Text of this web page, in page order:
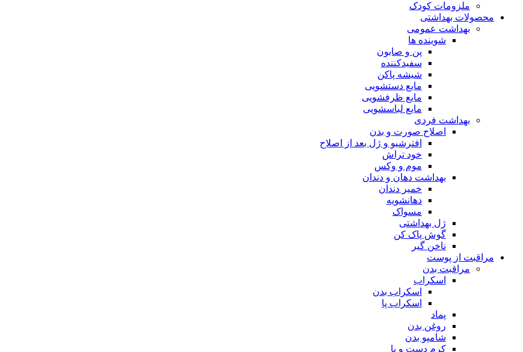
ملزومات کودک
محصولات بهداشتی
بهداشت عمومی
شوینده ها
پن و صابون
سفیدکننده
شیشه پاکن
مایع دستشویی
مایع ظرفشویی
مایع لباسشویی
بهداشت فردی
اصلاح صورت و بدن
افترشیو و ژل بعد از اصلاح
خود تراش
موم و وکس
بهداشت دهان و دندان
خمیر دندان
دهانشویه
مسواک
ژل بهداشتی
گوش پاک کن
ناخن گیر
مراقبت از پوست
مراقبت بدن
اسکراب
اسکراب بدن
اسکراب پا
پماد
روغن بدن
شامپو بدن
کرم دست و پا